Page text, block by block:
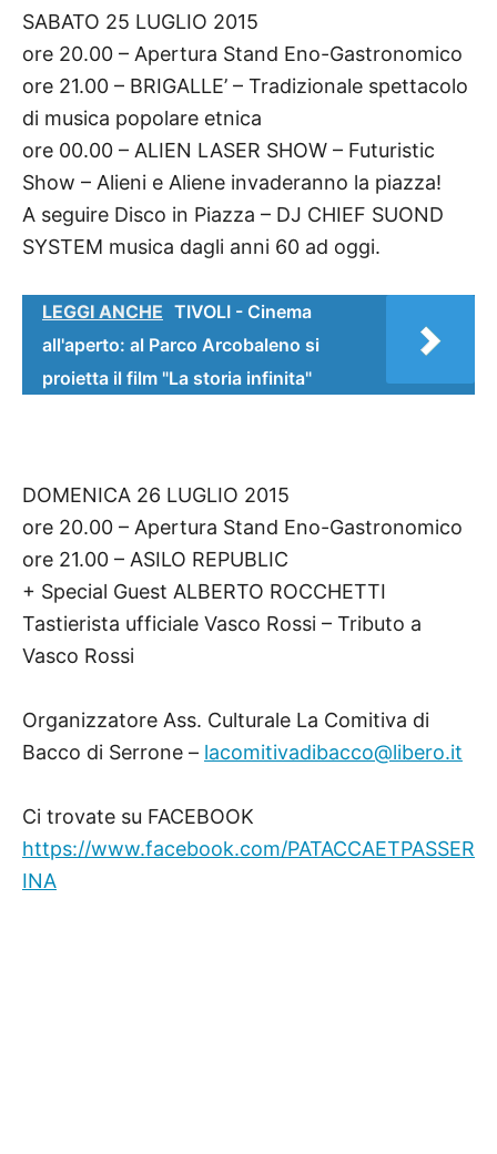
SABATO 25 LUGLIO 2015
ore 20.00 – Apertura Stand Eno-Gastronomico
ore 21.00 – BRIGALLE’ – Tradizionale spettacolo
di musica popolare etnica
ore 00.00 – ALIEN LASER SHOW – Futuristic
Show – Alieni e Aliene invaderanno la piazza!
A seguire Disco in Piazza – DJ CHIEF SUOND
SYSTEM musica dagli anni 60 ad oggi.
LEGGI ANCHE TIVOLI - Cinema
all'aperto: al Parco Arcobaleno si
proietta il film "La storia infinita"
DOMENICA 26 LUGLIO 2015
ore 20.00 – Apertura Stand Eno-Gastronomico
ore 21.00 – ASILO REPUBLIC
+ Special Guest ALBERTO ROCCHETTI
Tastierista ufficiale Vasco Rossi – Tributo a
Vasco Rossi
Organizzatore Ass. Culturale La Comitiva di
Bacco di Serrone – lacomitivadibacco@libero.it
Ci trovate su FACEBOOK
https://www.facebook.com/PATACCAETPASSER
INA